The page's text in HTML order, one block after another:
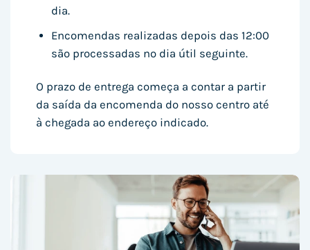
dia.
Encomendas realizadas depois das 12:00
são processadas no dia útil seguinte.
O prazo de entrega começa a contar a partir
da saída da encomenda do nosso centro até
à chegada ao endereço indicado.